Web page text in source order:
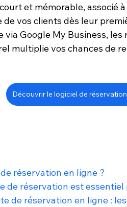
et mémorable, associé
vos clients dès leur
via Google My Business, les
multiplie vos chances de
Découvrir le logiciel de
réservation en ligne ?
de réservation est
de réservation en ligne :